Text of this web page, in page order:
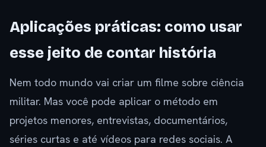
Aplicações práticas: como usar
esse jeito de contar história
Nem todo mundo vai criar um filme sobre ciência
militar. Mas você pode aplicar o método em
projetos menores, entrevistas, documentários,
séries curtas e até vídeos para redes sociais. A